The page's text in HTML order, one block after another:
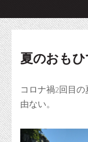
夏のおもひ
コロナ禍2回目
由ない。